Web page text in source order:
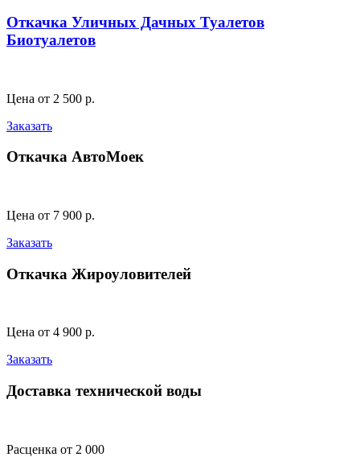
Откачка Уличных Дачных Туалетов
Биотуалетов
Цена от 2 500 р.
Заказать
Откачка АвтоМоек
Цена от 7 900 р.
Заказать
Откачка Жироуловителей
Цена от 4 900 р.
Заказать
Доставка технической воды
Расценка от 2 000